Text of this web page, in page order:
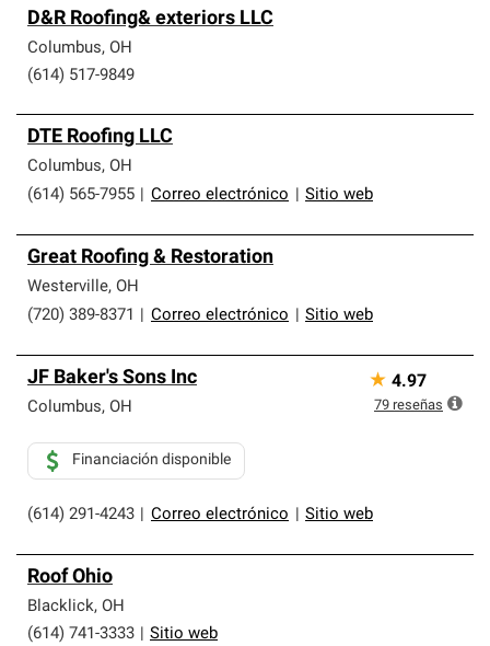
D&R Roofing& exteriors LLC
Columbus, OH
(614) 517-9849
DTE Roofing LLC
Columbus, OH
(614) 565-7955
Correo electrónico Sitio web
Great Roofing & Restoration
Westerville, OH
(720) 389-8371
Correo electrónico Sitio web
JF Baker's Sons Inc
Columbus, OH
(614) 291-4243 Correo electrónico Sitio web
Financiación disponible
★ 4.97
79 reseñas
Roof Ohio
Blacklick, OH
(614) 741-3333
Sitio web